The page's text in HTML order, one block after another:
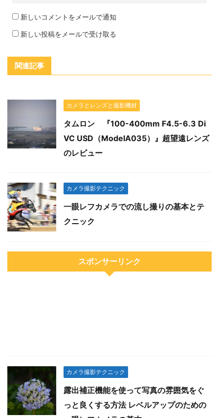
新しいコメントをメールで通知
新しい投稿をメールで受け取る
関連記事
カメラとレンズと撮影機材
タムロン 『100-400mm F4.5-6.3 Di
VC USD（ModelA035）』超望遠レンズ
のレビュー
カメラ撮影テクニック
一眼レフカメラでの流し撮りの基本とテ
クニック
スポンサーリンク
カメラ撮影テクニック
露出補正機能を使って写真の雰囲気をぐ
っと良くする方法 レベルアップのための